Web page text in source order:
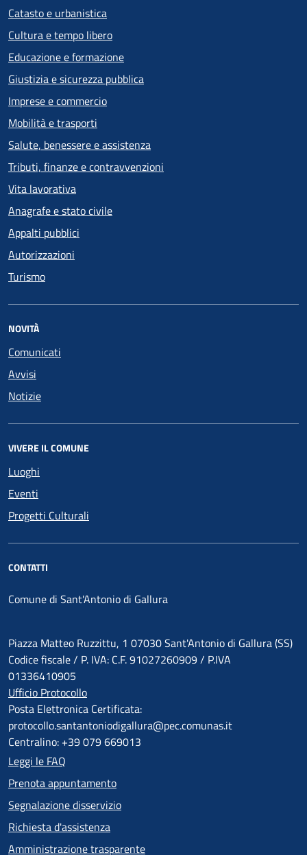
Catasto e urbanistica
Cultura e tempo libero
Educazione e formazione
Giustizia e sicurezza pubblica
Imprese e commercio
Mobilità e trasporti
Salute, benessere e assistenza
Tributi, finanze e contravvenzioni
Vita lavorativa
Anagrafe e stato civile
Appalti pubblici
Autorizzazioni
Turismo
NOVITÀ
Comunicati
Avvisi
Notizie
VIVERE IL COMUNE
Luoghi
Eventi
Progetti Culturali
CONTATTI
Comune di Sant'Antonio di Gallura
Piazza Matteo Ruzzittu, 1 07030 Sant'Antonio di Gallura (SS)
Codice fiscale / P. IVA: C.F. 91027260909 / P.IVA
01336410905
Ufficio Protocollo
Posta Elettronica Certificata:
protocollo.santantoniodigallura@pec.comunas.it
Centralino: +39 079 669013
Leggi le FAQ
Prenota appuntamento
Segnalazione disservizio
Richiesta d'assistenza
Amministrazione trasparente